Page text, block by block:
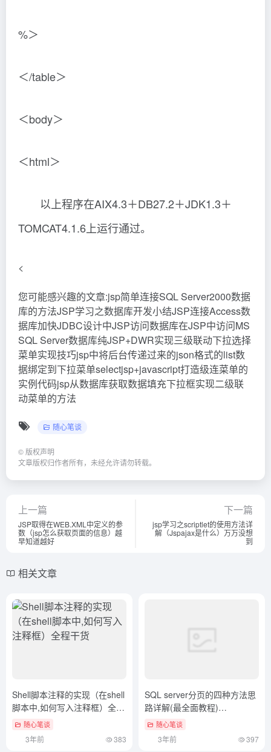
%＞
＜/table＞
＜body＞
＜html＞
以上程序在AIX4.3＋DB27.2＋JDK1.3＋
TOMCAT4.1.6上运行通过。
<
您可能感兴趣的文章:jsp简单连接SQL Server2000数据
库的方法JSP学习之数据库开发小结JSP连接Access数
据库加快JDBC设计中JSP访问数据库在JSP中访问MS
SQL Server数据库纯JSP+DWR实现三级联动下拉选择
菜单实现技巧jsp中将后台传递过来的json格式的list数
据绑定到下拉菜单selectjsp+javascript打造级连菜单的
实例代码jsp从数据库获取数据填充下拉框实现二级联
动菜单的方法
随心笔谈
© 版权声明
文章版权归作者所有，未经允许请勿转载。
上一篇
JSP取得在WEB.XML中定义的参
数（jsp怎么获取页面的信息）越
早知道越好
下一篇
jsp学习之scriptlet的使用方法详
解（Jspajax是什么）万万没想
到
相关文章
Shell脚本注释的实现（在shell
脚本中,如何写入注释框）全程
干货随心笔谈
3年前 383
SQL server分页的四种方法思
路详解(最全面教程)
（pagehelper sqlserver分
页）奔走相告
随心笔谈
3年前 397